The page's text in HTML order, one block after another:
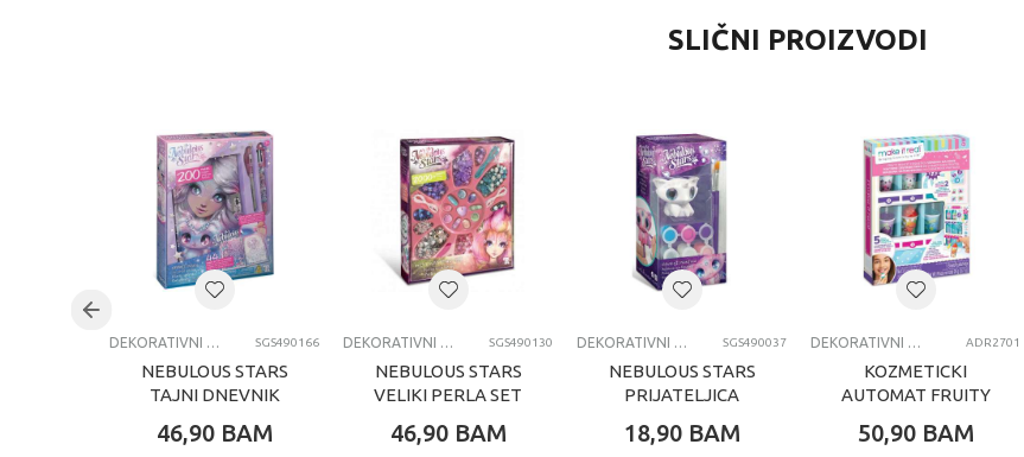
DEKORATIVNI SETOVI I DODACI
Pol
Uzrast
Brend
SLIČNI PROIZVODI
DEKORATIVNI SETOVI I DODACI SGS490166
NEBULOUS STARS
TAJNI DNEVNIK
46,90 BAM
DEKORATIVNI SETOVI I DODACI SGS490130
NEBULOUS STARS
VELIKI PERLA SET
46,90 BAM
DEKORATIVNI SETOVI I DODACI SGS490037
NEBULOUS STARS
PRIJATELJICA
18,90 BAM
DEKORATIVNI SETOVI I DODACI ADR2701
KOZMETICKI
AUTOMAT FRUITY
50,90 BAM